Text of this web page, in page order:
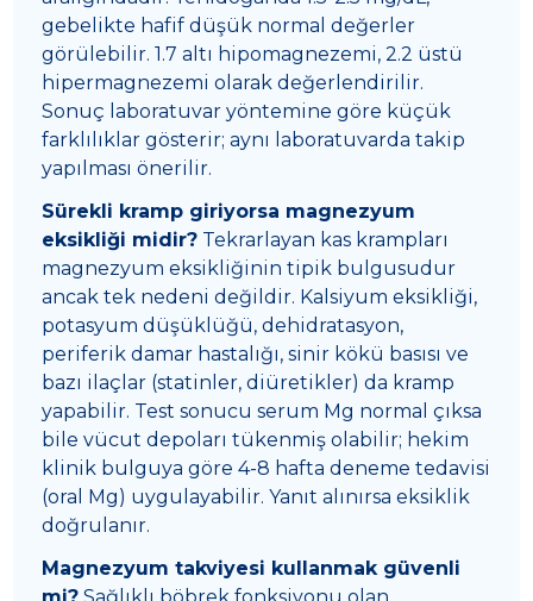
gebelikte hafif düşük normal değerler
görülebilir. 1.7 altı hipomagnezemi, 2.2 üstü
hipermagnezemi olarak değerlendirilir.
Sonuç laboratuvar yöntemine göre küçük
farklılıklar gösterir; aynı laboratuvarda takip
yapılması önerilir.
Sürekli kramp giriyorsa magnezyum
eksikliği midir? Tekrarlayan kas krampları
magnezyum eksikliğinin tipik bulgusudur
ancak tek nedeni değildir. Kalsiyum eksikliği,
potasyum düşüklüğü, dehidratasyon,
periferik damar hastalığı, sinir kökü basısı ve
bazı ilaçlar (statinler, diüretikler) da kramp
yapabilir. Test sonucu serum Mg normal çıksa
bile vücut depoları tükenmiş olabilir; hekim
klinik bulguya göre 4-8 hafta deneme tedavisi
(oral Mg) uygulayabilir. Yanıt alınırsa eksiklik
doğrulanır.
Magnezyum takviyesi kullanmak güvenli
mi? Sağlıklı böbrek fonksiyonu olan